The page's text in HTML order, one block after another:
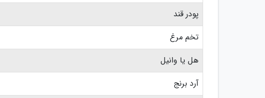
پودر قند
تخم مرغ
هل یا وانیل
آرد برنج